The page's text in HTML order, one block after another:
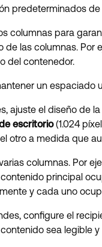
predeterminados de
columnas para
las columnas. Por
del contenedor.
un espaciado
ajuste el diseño de la
escritorio(1.024
otro a medida que
columnas. Por
principal
y cada uno
configure el
sea legible